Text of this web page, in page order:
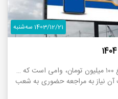
1403/12/21 سه‌شنبه
وام کاملاً آنلاین بانک تجارت تا مبلغ ۱۰۰ میلیون تومان، وامی است که نه
نیاز به مراجعه حضوری به شعب